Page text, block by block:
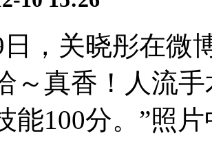
日，关晓彤在微
～真香！人流
能100分。”照片